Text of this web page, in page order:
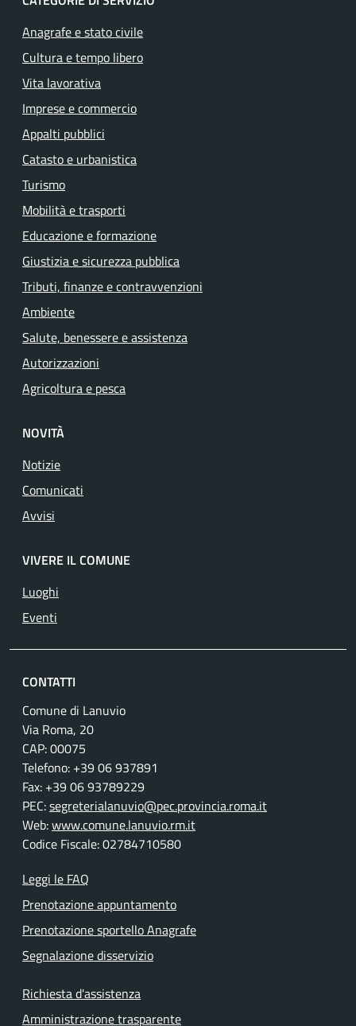
Anagrafe e stato civile
Cultura e tempo libero
Vita lavorativa
Imprese e commercio
Appalti pubblici
Catasto e urbanistica
Turismo
Mobilità e trasporti
Educazione e formazione
Giustizia e sicurezza pubblica
Tributi, finanze e contravvenzioni
Ambiente
Salute, benessere e assistenza
Autorizzazioni
Agricoltura e pesca
NOVITÀ
Notizie
Comunicati
Avvisi
VIVERE IL COMUNE
Luoghi
Eventi
CONTATTI
Comune di Lanuvio
Via Roma, 20
CAP: 00075
Telefono: +39 06 937891
Fax: +39 06 93789229
PEC:segreterialanuvio@pec.provincia.roma.it
Web:www.comune.lanuvio.rm.it
Codice Fiscale: 02784710580
Leggi le FAQ
Prenotazione appuntamento
Prenotazione sportello Anagrafe
Segnalazione disservizio
Richiesta d'assistenza
Amministrazione trasparente